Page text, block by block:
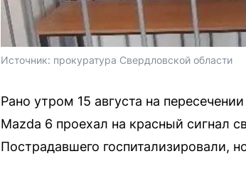
Источник: прокуратура Свердловской области
Рано утром 15 августа на
Mazda 6 проехал на красный сигнал
Пострадавшего госпитализировали,